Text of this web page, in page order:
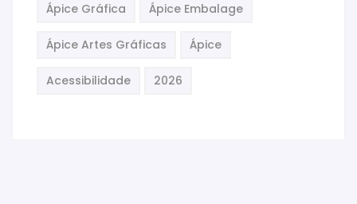
Ápice Gráfica Ápice Embalage
Ápice Artes Gráficas Ápice
Acessibilidade 2026